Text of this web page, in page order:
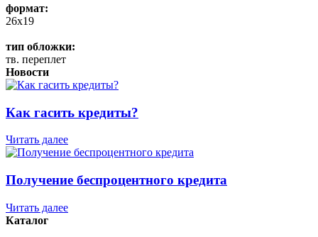
формат:
26x19
тип обложки:
тв. переплет
Новости
Как гасить кредиты?
Читать далее
Получение беспроцентного кредита
Читать далее
Каталог